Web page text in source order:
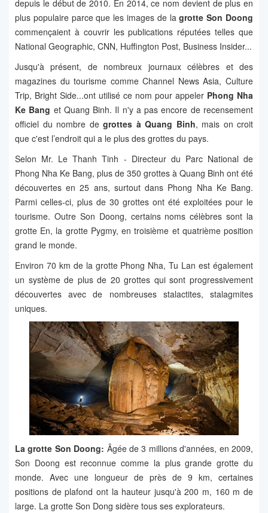
depuis le début de 2010. En 2014, ce nom devient de plus en
plus populaire parce que les images de lagrotte Son Doong
commençaient à couvrir les publications réputées telles que
National Geographic, CNN, Huffington Post, Business Insider...
Jusqu'à présent, de nombreux journaux célèbres et des
magazines du tourisme comme Channel News Asia, Culture
Trip, Bright Side...ont utilisé ce nom pour appeler Phong Nha
Ke Bang et Quang Binh. Il n'y a pas encore de recensement
officiel du nombre de grottes à Quang Binh, mais on croit
que c'est l’endroit qui a le plus des grottes du pays.
Selon Mr. Le Thanh Tinh - Directeur du Parc National de
Phong Nha Ke Bang, plus de 350 grottes à Quang Binh ont été
découvertes en 25 ans, surtout dans Phong Nha Ke Bang.
Parmi celles-ci, plus de 30 grottes ont été exploitées pour le
tourisme. Outre Son Doong, certains noms célèbres sont la
grotte En, la grotte Pygmy, en troisième et quatrième position
grand le monde.
Environ 70 km de la grotte Phong Nha, Tu Lan est également
un système de plus de 20 grottes qui sont progressivement
découvertes avec de nombreuses stalactites, stalagmites
uniques.
La grotte Son Doong: Âgée de 3 millions d'années, en 2009,
Son Doong est reconnue comme la plus grande grotte du
monde. Avec une longueur de près de 9 km, certaines
positions de plafond ont la hauteur jusqu'à 200 m, 160 m de
large. La grotte Son Dong sidère tous ses explorateurs.